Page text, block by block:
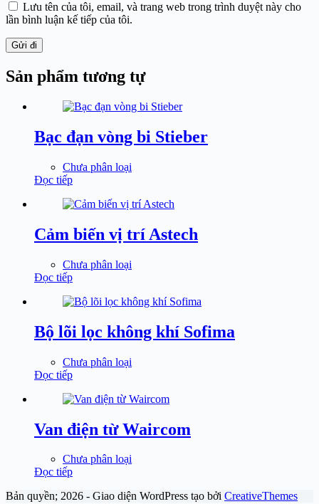
Lưu tên của tôi, email, và trang web trong trình duyệt này cho
lần bình luận kế tiếp của tôi.
Gửi đi
Sản phẩm tương tự
Bạc đạn vòng bi Stieber
Chưa phân loại
Đọc tiếp
Cảm biến vị trí Astech
Chưa phân loại
Đọc tiếp
Bộ lõi lọc không khí Sofima
Chưa phân loại
Đọc tiếp
Van điện từ Waircom
Chưa phân loại
Đọc tiếp
Bản quyền; 2026 - Giao diện WordPress tạo bởi CreativeThemes